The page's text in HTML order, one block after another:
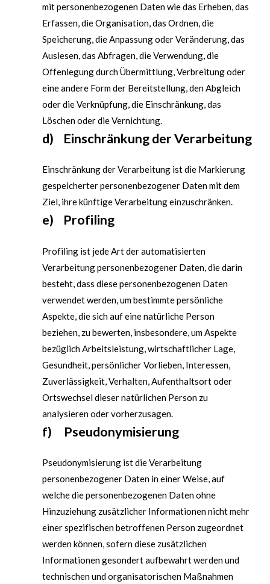
mit personenbezogenen Daten wie das Erheben, das
Erfassen, die Organisation, das Ordnen, die
Speicherung, die Anpassung oder Veränderung, das
Auslesen, das Abfragen, die Verwendung, die
Offenlegung durch Übermittlung, Verbreitung oder
eine andere Form der Bereitstellung, den Abgleich
oder die Verknüpfung, die Einschränkung, das
Löschen oder die Vernichtung.
d) Einschränkung der Verarbeitung
Einschränkung der Verarbeitung ist die Markierung
gespeicherter personenbezogener Daten mit dem
Ziel, ihre künftige Verarbeitung einzuschränken.
e) Profiling
Profiling ist jede Art der automatisierten
Verarbeitung personenbezogener Daten, die darin
besteht, dass diese personenbezogenen Daten
verwendet werden, um bestimmte persönliche
Aspekte, die sich auf eine natürliche Person
beziehen, zu bewerten, insbesondere, um Aspekte
bezüglich Arbeitsleistung, wirtschaftlicher Lage,
Gesundheit, persönlicher Vorlieben, Interessen,
Zuverlässigkeit, Verhalten, Aufenthaltsort oder
Ortswechsel dieser natürlichen Person zu
analysieren oder vorherzusagen.
f) Pseudonymisierung
Pseudonymisierung ist die Verarbeitung
personenbezogener Daten in einer Weise, auf
welche die personenbezogenen Daten ohne
Hinzuziehung zusätzlicher Informationen nicht mehr
einer spezifischen betroffenen Person zugeordnet
werden können, sofern diese zusätzlichen
Informationen gesondert aufbewahrt werden und
technischen und organisatorischen Maßnahmen